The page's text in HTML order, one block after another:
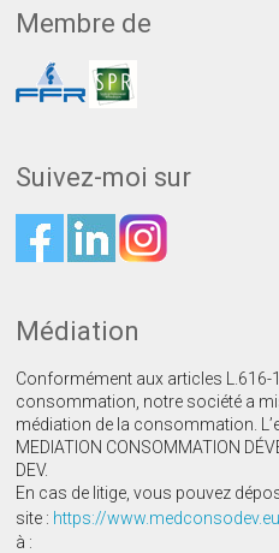
Membre de
Suivez-moi sur
Médiation
Conformément aux articles L.616-
consommation, notre société a
médiation de la consommation.
MEDIATION CONSOMMATION
DEV.
En cas de litige, vous pouvez
site : https://www.medconsodev.eu
à :